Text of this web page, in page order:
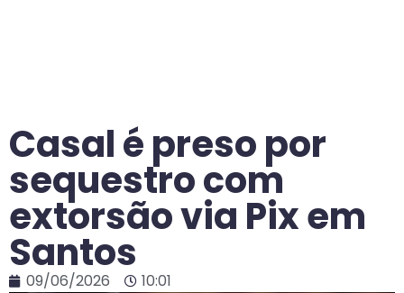
Casal é preso por
sequestro com
extorsão via Pix em
Santos
09/06/2026 10:01